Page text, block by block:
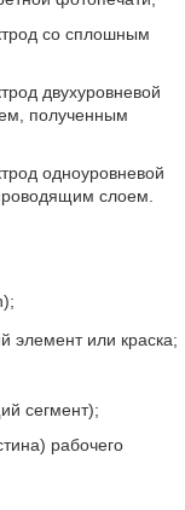
со сплошным
двухуровневой
полученным
одноуровневой
слоем.
элемент или краска;
сегмент);
рабочего